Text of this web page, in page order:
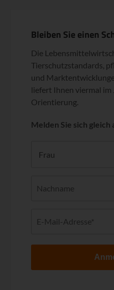
Bleiben Sie einen
Die
Tierschutzstandards,
und
liefert Ihnen viermal im
Orientierung.
Melden Sie sich gleich